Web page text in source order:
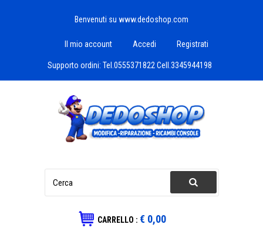
Benvenuti su www.dedoshop.com
Il mio account Accedi Registrati
Supporto ordini: Tel.0555371822 Cell.3345944198
CARRELLO : € 0,00